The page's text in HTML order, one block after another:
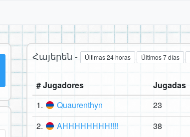
Հայերեն - Últimas 24 horas Últimos 7 días
# Jugadores Jugadas
1.
Quaurenthyn 23
2. AHHHHHHHH!!!! 38